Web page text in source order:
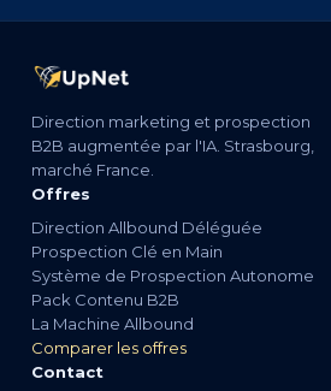
Direction marketing et prospection
B2B augmentée par l'IA. Strasbourg,
marché France.
Offres
Direction Allbound Déléguée
Prospection Clé en Main
Système de Prospection Autonome
Pack Contenu B2B
La Machine Allbound
Comparer les offres
Contact